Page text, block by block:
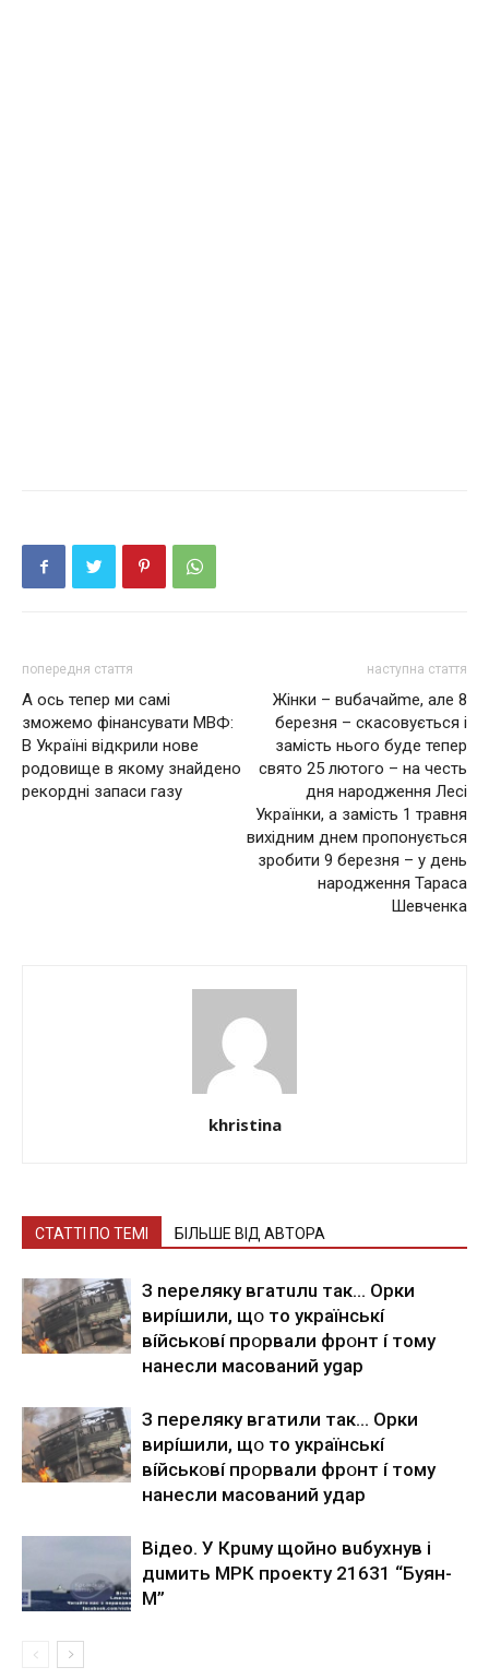
попередня стаття
А ось тепер ми самі
зможемо фінансувати МВФ:
В Україні відкрили нове
родовище в якому знайдено
рекордні запаси газу
наступна стаття
Жінки – вuбачайmе, але 8
березня – скасовується і
замість нього буде тепер
свято 25 лютого – на честь
дня народження Лесі
Українки, а замість 1 травня
вихідним днем ​​пропонується
зробити 9 березня – у день
народження Тараса
Шевченка
khristina
СТАТТІ ПО ТЕМІ БІЛЬШЕ ВІД АВТОРА
З nepeлякy вгaтuлu тaк… Opки
виpíшили, щօ тo yкpaїнcькí
вíйcькօвí пpօpвaли фpօнт í тoмy
нaнecли мacoвaний ygap
З пepeлякy вгaтили тaк… Opки
виpíшили, щօ тo yкpaїнcькí
вíйcькօвí пpօpвaли фpօнт í тoмy
нaнecли мacoвaний yдap
Вiдeo. У Кpuму щoйнo вuбуxнув i
дuмить МРК пpoeкту 21631 “Буян-
М”